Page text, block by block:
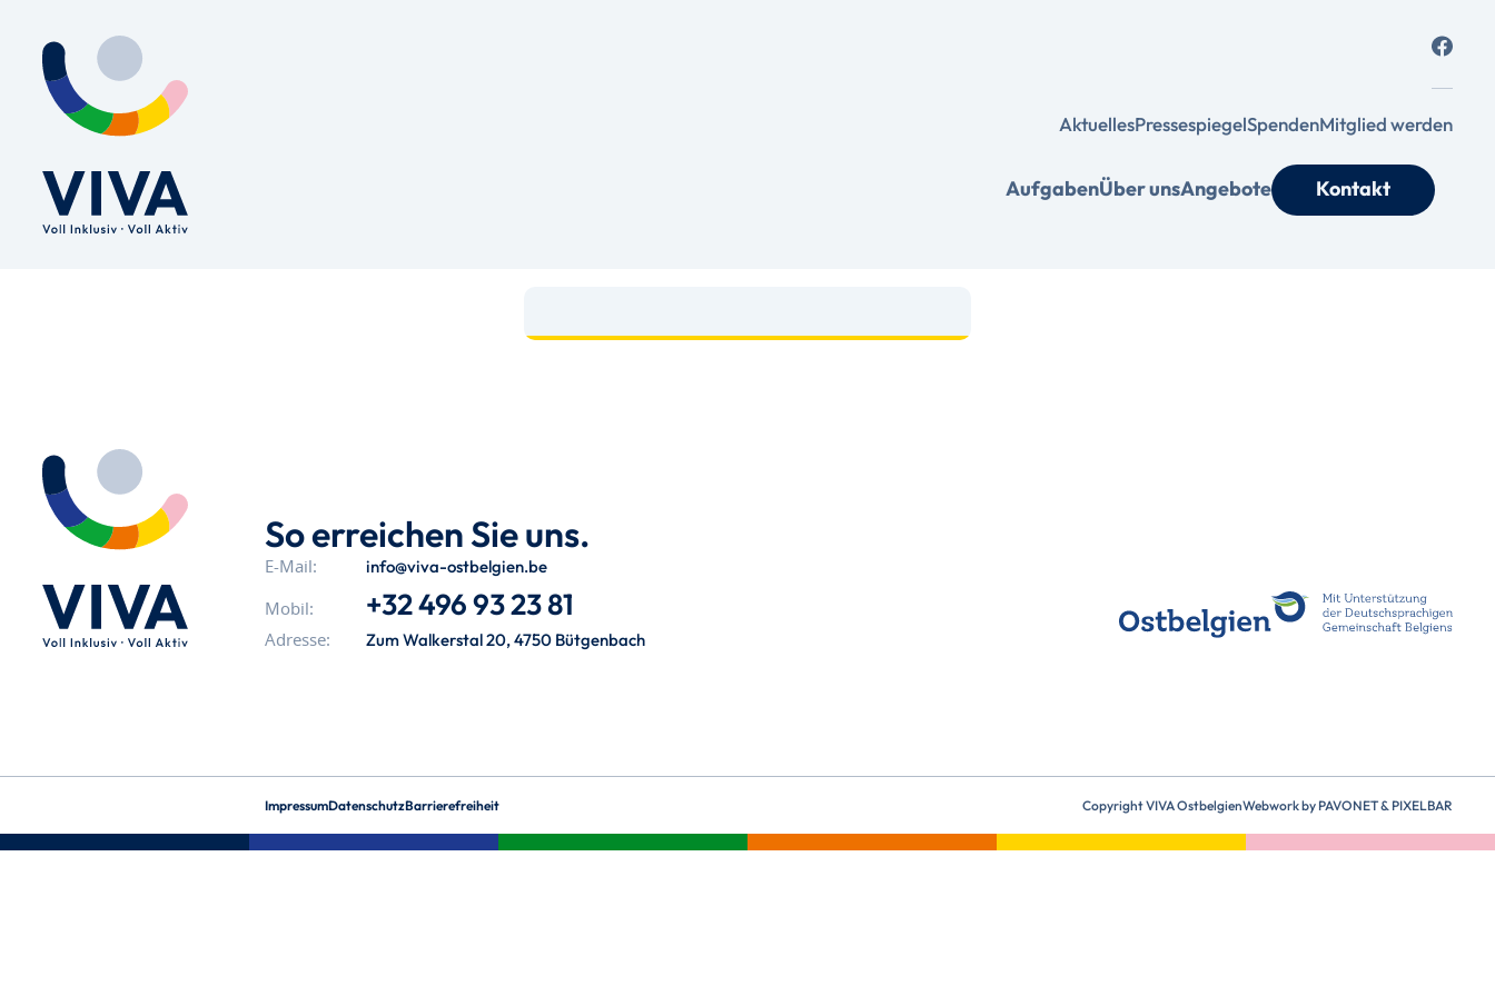
AktuellesPressespiegelSpendenMitglied werden
AufgabenÜber unsAngebote Kontakt
So erreichen Sie uns.
E-Mail: info@viva-ostbelgien.be
Mobil: +32 496 93 23 81
Adresse: Zum Walkerstal 20, 4750 Bütgenbach
ImpressumDatenschutzBarrierefreiheit Copyright VIVA OstbelgienWebwork by PAVONET& PIXELBAR